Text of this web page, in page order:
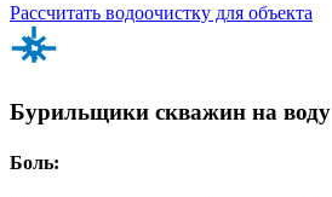
Рассчитать водоочистку для объекта
Бурильщики скважин на воду
Боль: